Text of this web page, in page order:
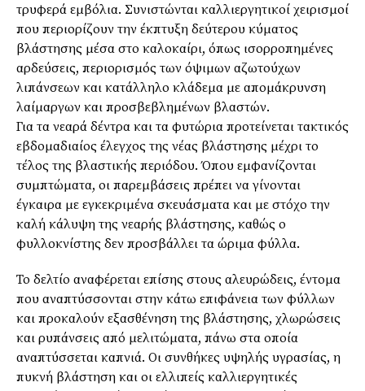
τρυφερά εμβόλια. Συνιστώνται καλλιεργητικοί χειρισμοί
που περιορίζουν την έκπτυξη δεύτερου κύματος
βλάστησης μέσα στο καλοκαίρι, όπως ισορροπημένες
αρδεύσεις, περιορισμός των όψιμων αζωτούχων
λιπάνσεων και κατάλληλο κλάδεμα με απομάκρυνση
λαίμαργων και προσβεβλημένων βλαστών.
Για τα νεαρά δέντρα και τα φυτώρια προτείνεται τακτικός
εβδομαδιαίος έλεγχος της νέας βλάστησης μέχρι το
τέλος της βλαστικής περιόδου. Όπου εμφανίζονται
συμπτώματα, οι παρεμβάσεις πρέπει να γίνονται
έγκαιρα με εγκεκριμένα σκευάσματα και με στόχο την
καλή κάλυψη της νεαρής βλάστησης, καθώς ο
φυλλοκνίστης δεν προσβάλλει τα ώριμα φύλλα.
Το δελτίο αναφέρεται επίσης στους αλευρώδεις, έντομα
που αναπτύσσονται στην κάτω επιφάνεια των φύλλων
και προκαλούν εξασθένηση της βλάστησης, χλωρώσεις
και ρυπάνσεις από μελιτώματα, πάνω στα οποία
αναπτύσσεται καπνιά. Οι συνθήκες υψηλής υγρασίας, η
πυκνή βλάστηση και οι ελλιπείς καλλιεργητικές